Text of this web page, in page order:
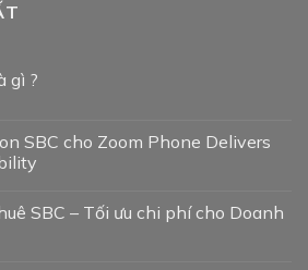
gì ?
SBC cho Zoom Phone Delivers
SBC – Tối ưu chi phí cho Doanh